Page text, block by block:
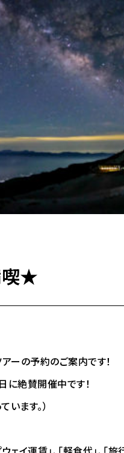
喫★
ーの予約のご案内です！
に絶賛開催中です！
ます。）